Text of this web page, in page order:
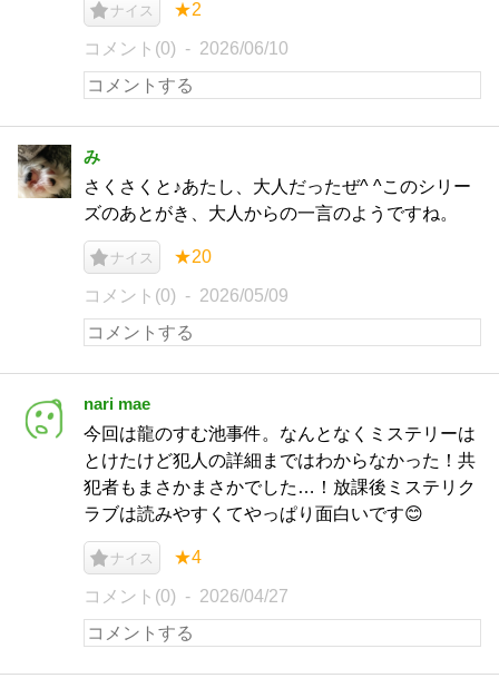
ナイス ★2
コメント(0) 2026/06/10
み
さくさくと♪あたし、大人だったぜ^ ^このシリー
ズのあとがき、大人からの一言のようですね。
ナイス ★20
コメント(0) 2026/05/09
nari mae
今回は龍のすむ池事件。なんとなくミステリーは
とけたけど犯人の詳細まではわからなかった！共
犯者もまさかまさかでした…！放課後ミステリク
ラブは読みやすくてやっぱり面白いです😊
ナイス ★4
コメント(0) 2026/04/27